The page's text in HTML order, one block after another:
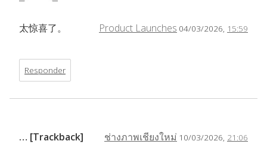
Product Launches 04/03/2026, 15:59
太惊喜了。
Responder
ช่างภาพเชียงใหม่ 10/03/2026, 21:06
… [Trackback]